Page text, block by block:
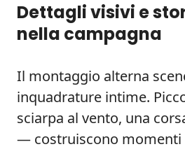
Dettagli visivi e
nella campagna
Il montaggio alterna
inquadrature intime.
sciarpa al vento, una
— costruiscono momenti